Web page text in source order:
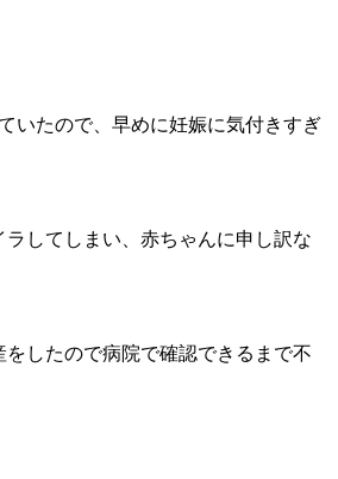
いたので、早めに妊娠に気付きすぎ
してしまい、赤ちゃんに申し訳な
したので病院で確認できるまで不